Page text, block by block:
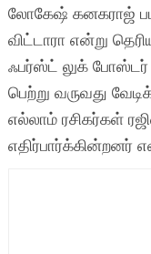
லோகேஷ் கனகராஜ்
விட்டாரா என்று
ஃபர்ஸ்ட் லுக்
பெற்று வருவது
எல்லாம் ரசிகர்கள்
எதிர்பார்க்கின்றனர்